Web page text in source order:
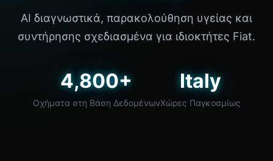
AI διαγνωστικά, παρακολούθηση υγείας και
συντήρησης σχεδιασμένα για ιδιοκτήτες Fiat.
4,800+
Οχήματα στη Βάση Δεδομένων
Italy
Χώρες Παγκοσμίως